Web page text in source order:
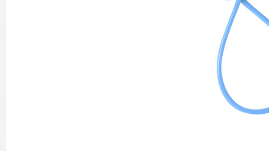
おたのしみコンテンツ(クイズ・